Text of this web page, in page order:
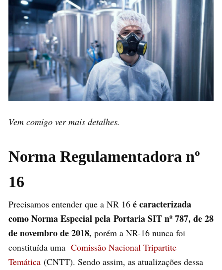
Vem comigo ver mais detalhes.
Norma Regulamentadora nº
16
Precisamos entender que a NR 16 é caracterizada
como Norma Especial pela Portaria SIT nº 787, de 28
de novembro de 2018, porém a NR-16 nunca foi
constituída uma Comissão Nacional Tripartite
Temática (CNTT). Sendo assim, as atualizações dessa